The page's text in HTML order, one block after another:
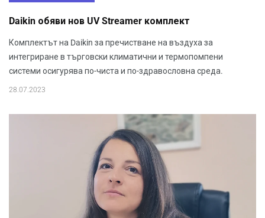
Daikin обяви нов UV Streamer комплект
Комплектът на Daikin за пречистване на въздуха за
интегриране в търговски климатични и термопомпени
системи осигурява по-чиста и по-здравословна среда.
28.07.2023